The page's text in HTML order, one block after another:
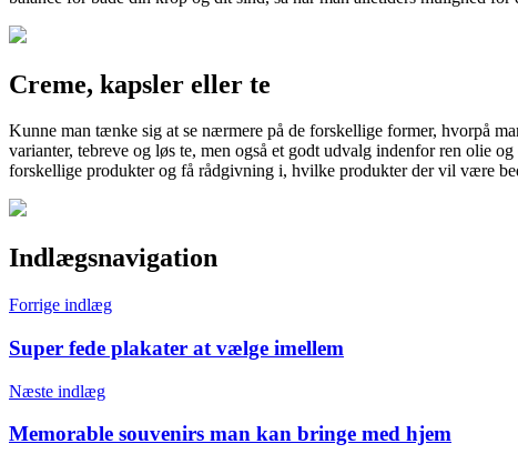
Creme, kapsler eller te
Kunne man tænke sig at se nærmere på de forskellige former, hvorpå
varianter, tebreve og løs te, men også et godt udvalg indenfor ren olie
forskellige produkter og få rådgivning i, hvilke produkter der vil være
Indlægsnavigation
Forrige indlæg
Super fede plakater at vælge imellem
Næste indlæg
Memorable souvenirs man kan bringe med hjem